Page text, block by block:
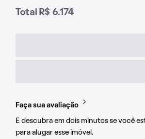
Total R$ 6.174
Faça sua avaliação
E descubra em dois minutos se você
para alugar esse imóvel.